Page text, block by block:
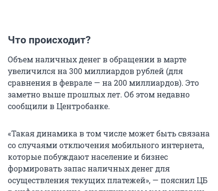
Что происходит?
Объем наличных денег в обращении в марте
увеличился на 300 миллиардов рублей (для
сравнения в феврале — на 200 миллиардов). Это
заметно выше прошлых лет. Об этом недавно
сообщили в Центробанке.
«Такая динамика в том числе может быть связана
со случаями отключения мобильного интернета,
которые побуждают население и бизнес
формировать запас наличных денег для
осуществления текущих платежей», — пояснил ЦБ